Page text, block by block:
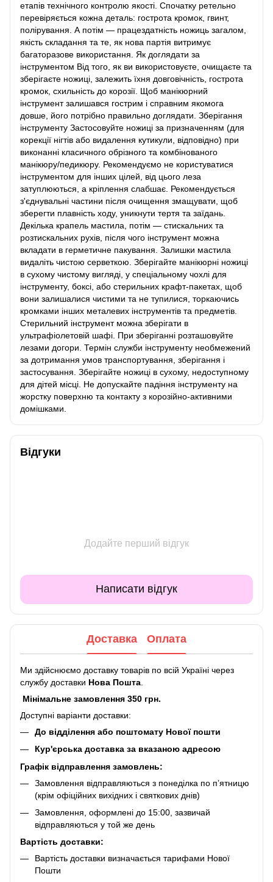
етапів технічного контролю якості. Спочатку ретельно
перевіряється кожна деталь: гострота кромок, гвинт,
полірування. А потім — працездатність ножиць загалом,
якість складання та те, як нова партія витримує
багаторазове використання. Як доглядати за
інструментом Від того, як ви використовуєте, очищаєте та
зберігаєте ножиці, залежить їхня довговічність, гострота
кромок, схильність до корозії. Щоб манікюрний
інструмент залишався гострим і справним якомога
довше, його потрібно правильно доглядати. Зберігання
інструменту Застосовуйте ножиці за призначенням (для
корекції нігтів або видалення кутикули, відповідно) при
виконанні класичного обрізного та комбінованого
манікюру/педикюру. Рекомендуємо не користуватися
інструментом для інших цілей, від цього леза
затуплюються, а кріплення слабшає. Рекомендується
з'єднувальні частини після очищення змащувати, щоб
зберегти плавність ходу, уникнути тертя та заїдань.
Декілька крапель мастила, потім — стискальних та
розтискальних рухів, після чого інструмент можна
вкладати в герметичне пакування. Залишки мастила
видаліть чистою серветкою. Зберігайте манікюрні ножиці
в сухому чистому вигляді, у спеціальному чохлі для
інструменту, боксі, або стерильних крафт-пакетах, щоб
вони залишалися чистими та не тупилися, торкаючись
кромками інших металевих інструментів та предметів.
Стерильний інструмент можна зберігати в
ультрафіолетовій шафі. При зберіганні розташовуйте
лезами догори. Термін служби інструменту необмежений
за дотримання умов транспортування, зберігання і
застосування. Зберігайте ножиці в сухому, недоступному
для дітей місці. Не допускайте падіння інструменту на
жорстку поверхню та контакту з корозійно-активними
домішками.
Відгуки
Додайте перший відгук
Написати відгук
Доставка Оплата
Ми здійснюємо доставку товарів по всій Україні через
службу доставки Нова Пошта
Мінімальне замовлення 350 грн.
Доступні варіанти доставки:
До відділення або поштомату Нової пошти
Кур'єрська доставка за вказаною адресою
Графік відправлення замовлень:
Замовлення відправляються з понеділка по п’ятницю
(крім офіційних вихідних і святкових днів)
Замовлення, оформлені до 15:00, зазвичай
відправляються у той же день
Вартість доставки:
Вартість доставки визначається тарифами Нової
Пошти